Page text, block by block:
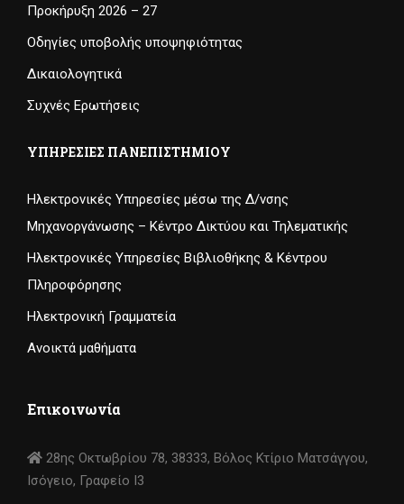
Προκήρυξη 2026 – 27
Οδηγίες υποβολής υποψηφιότητας
Δικαιολογητικά
Συχνές Ερωτήσεις
ΥΠΗΡΕΣΊΕΣ ΠΑΝΕΠΙΣΤΗΜΊΟΥ
Ηλεκτρονικές Υπηρεσίες μέσω της Δ/νσης
Μηχανοργάνωσης – Κέντρο Δικτύου και Τηλεματικής
Ηλεκτρονικές Υπηρεσίες Βιβλιοθήκης & Κέντρου
Πληροφόρησης
Ηλεκτρονική Γραμματεία
Ανοικτά μαθήματα
Επικοινωνία
28ης Οκτωβρίου 78, 38333, Βόλος Κτίριο Ματσάγγου,
Ισόγειο, Γραφείο I3